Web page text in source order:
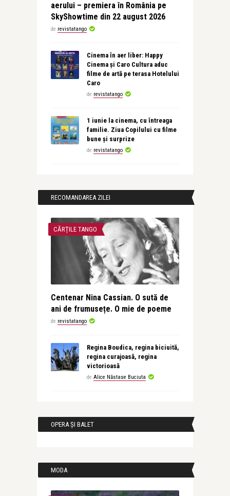
aerului – premiera în România pe
SkyShowtime din 22 august 2026
de revistatango
Cinema în aer liber: Happy
Cinema și Caro Cultura aduc
filme de artă pe terasa Hotelului
Caro
de revistatango
1 iunie la cinema, cu întreaga
familie. Ziua Copilului cu filme
bune și surprize
de revistatango
RECOMANDAREA ZILEI
CĂRȚILE TANGO
Centenar Nina Cassian. O sută de
ani de frumusețe. O mie de poeme
de revistatango
Regina Boudica, regina biciuită,
regina curajoasă, regina
victorioasă
de Alice Năstase Buciuta
OPERA ȘI BALET
MODA